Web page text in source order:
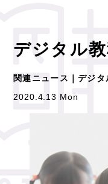
デジタル
関連ニュース｜デジタ
2020.4.13 Mon